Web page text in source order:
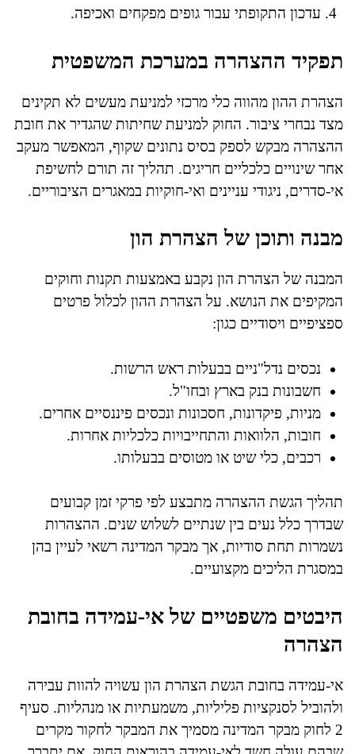
עדכון התקופתי עבור גופים מפקחים ואכיפה.
תפקיד ההצהרה במערכת המשפטית
הצהרת ההון מהווה כלי מרכזי למניעת מעשים לא תקינים
מצד נבחרי ציבור. החוק למניעת שחיתות שהגדיר את חובת
ההצהרה מבקש לספק בסיס נתונים שקוף, המאפשר מעקב
אחר שינויים כלכליים חריגים. תהליך זה תורם לחשיפת
אי-סדרים, ניגודי עניינים ואי-חוקיות במאגרים הציבוריים.
מבנה ותוכן של הצהרת הון
המבנה של הצהרת הון נקבע באמצעות תקנות וחוקים
המקיפים את הנושא. על הצהרת ההון לכלול פרטים
ספציפיים ויסודיים כגון:
נכסים נדל"ניים בבעלות ראש הרשות.
חשבונות בנק בארץ ובחו"ל.
מניות, פיקדונות, חסכונות ונכסים פיננסיים אחרים.
חובות, הלוואות והתחייבויות כלכליות אחרות.
רכבים, כלי שיט או מטוסים בבעלותו.
תהליך הגשת ההצהרה מתבצע לפי פרקי זמן קבועים
שבדרך כלל נעים בין שנתיים לשלוש שנים. ההצהרות
נשמרות תחת סודיות, אך מבקר המדינה רשאי לעיין בהן
במסגרת הליכים מקצועיים.
היבטים משפטיים של אי-עמידה בחובת
הצהרה
אי-עמידה בחובת הגשת הצהרת הון עשויה להוות עבירה
ולהוביל לסנקציות פליליות, משמעתיות או מנהליות. סעיף
2 לחוק מבקר המדינה מסמיך את המבקר לחקור מקרים